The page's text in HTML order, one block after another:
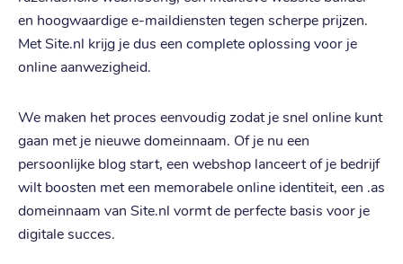
en hoogwaardige e-maildiensten tegen scherpe prijzen.
Met Site.nl krijg je dus een complete oplossing voor je
online aanwezigheid.
We maken het proces eenvoudig zodat je snel online kunt
gaan met je nieuwe domeinnaam. Of je nu een
persoonlijke blog start, een webshop lanceert of je bedrijf
wilt boosten met een memorabele online identiteit, een .as
domeinnaam van Site.nl vormt de perfecte basis voor je
digitale succes.